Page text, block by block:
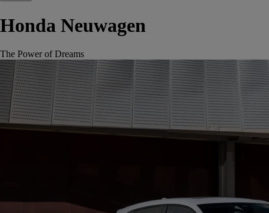
Honda Neuwagen
The Power of Dreams